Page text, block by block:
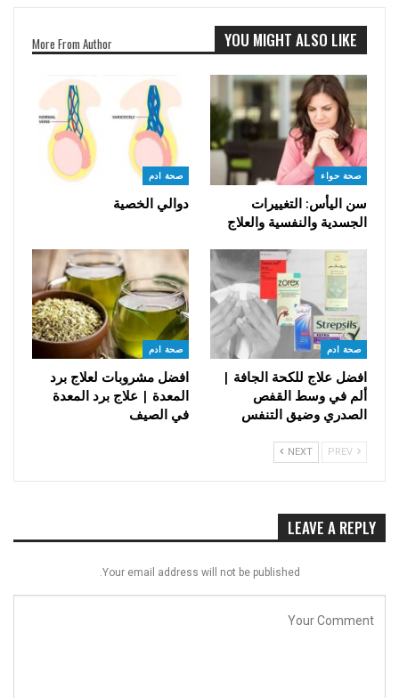
YOU MIGHT ALSO LIKE
More From Author
صحة حواء
سن اليأس: التغييرات
الجسدية والنفسية والعلاج
صحة ادم
دوالي الخصية
صحة ادم
افضل علاج للكحة الجافة |
ألم في وسط القفص
الصدري وضيق التنفس
صحة ادم
افضل مشروبات لعلاج برد
المعدة | علاج برد المعدة
في الصيف
NEXT
LEAVE A REPLY
Your email address will not be published.